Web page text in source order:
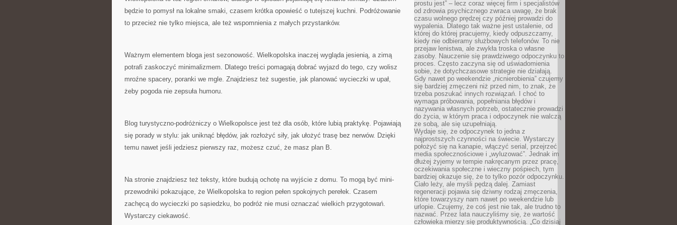
będzie to pomysł na lokalne smaki, czasem krótka opowieść o tutejszej kuchni. Podróżowanie
to przecież nie tylko miejsca, ale też wspomnienia z małych przystanków.
Ważnym elementem bloga jest sezonowość. Wielkopolska inaczej wygląda jesienią, a zimą
potrafi zaskoczyć minimalizmem. Dlatego treści pomagają dobrać wyjazd do tego, czy wolisz
mroźne spacery, poranki we mgle. Znajdziesz też sugestie, jak planować wycieczki w upał,
żeby pogoda nie zepsuła humoru.
Blog turystyczno-podróżniczy o Wielkopolsce jest też dla osób, które lubią praktykę. Pojawiają
się porady w stylu: jak uniknąć błędów, jak rozłożyć siły, jak ułożyć trasę bez nerwów. Dzięki
temu nawet jeśli jedziesz pierwszy raz, możesz czuć, że masz plan B.
Na stronie znajdziesz też teksty, które budują ochotę na wyjście z domu. To mogą być mini-
przewodniki pokazujące, że Wielkopolska to region pełen spokojnych perełek. Czasem
zachęcą do wycieczki po sąsiedzku, bo podróż nie musi oznaczać wielkich przygotowań.
Wystarczy ciekawość.
prostu jest” – lecz coraz więcej firm i specjalistów
od zdrowia psychicznego zwraca uwagę, że brak
czasu wolnego prędzej czy później prowadzi do
wypalenia. Dlatego tak ważne jest ustalenie, od
której do której pracujemy, kiedy odpuszczamy,
kiedy nie odbieramy służbowych telefonów. To nie
przejaw lenistwa, ale zwykła troska o własne
zasoby. Nauczenie się prawdziwego odpoczynku to
proces. Często zaczyna się od uświadomienia
sobie, że dotychczasowe strategie nie działają.
Gdy nawet po weekendzie „nicnierobienia” czujemy
się bardziej zmęczeni niż przed nim, to znak, że
trzeba poszukać innych rozwiązań. I choć to
wymaga próbowania, popełniania błędów i
nazywania własnych potrzeb, ostatecznie prowadzi
do życia, w którym praca i odpoczynek nie walczą
ze sobą, ale się uzupełniają.
Wydaje się, że odpoczynek to jedna z
najprostszych czynności na świecie. Wystarczy
położyć się na kanapie, włączyć serial, przejrzeć
media społecznościowe i „wyluzować”. Jednak im
dłużej żyjemy w tempie nakręcanym przez pracę,
oczekiwania społeczne i wieczny pośpiech, tym
bardziej okazuje się, że to tylko pozór odpoczynku.
Ciało leży, ale myśli pędzą dalej. Zamiast
regeneracji pojawia się dziwny rodzaj zmęczenia,
które towarzyszy nam nawet po weekendzie lub
urlopie. Czujemy, że coś jest nie tak, ale trudno to
nazwać. Przez lata nauczyliśmy się, że wartość
człowieka mierzy się produktywnością. „Co dzisiaj